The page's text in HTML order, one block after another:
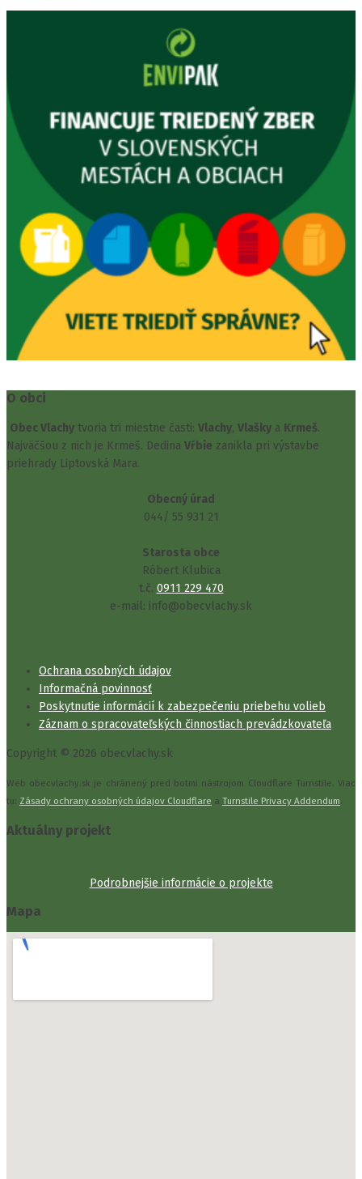
O obci
Obec Vlachy tvoria tri miestne časti: Vlachy, Vlašky a Krmeš.
Najväčšou z nich je Krmeš. Dedina Vŕbie zanikla pri výstavbe
priehrady Liptovská Mara.
Obecný úrad
044/ 55 931 21
Starosta obce
Róbert Klubica
t.č. 0911 229 470
e-mail: info@obecvlachy.sk
Ochrana osobných údajov
Informačná povinnosť
Poskytnutie informácií k zabezpečeniu priebehu volieb
Záznam o spracovateľských činnostiach prevádzkovateľa
Copyright © 2026 obecvlachy.sk
Web obecvlachy.sk je chránený pred botmi nástrojom Cloudflare Turnstile. Viac
tu: Zásady ochrany osobných údajov Cloudflare a Turnstile Privacy Addendum.
Aktuálny projekt
Podrobnejšie informácie o projekte
Mapa